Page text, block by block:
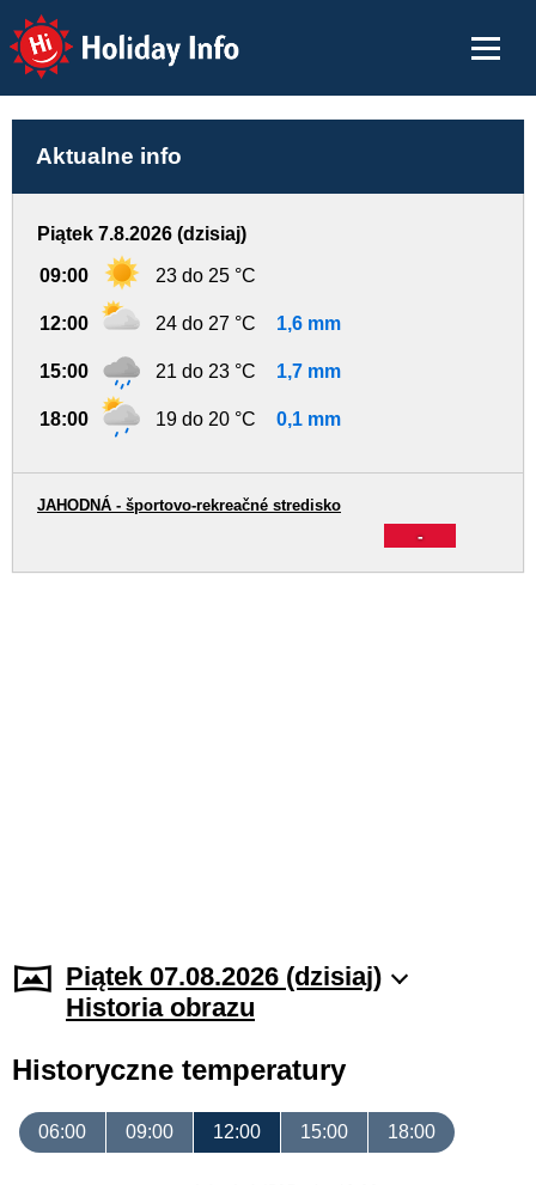
Holiday Info
Aktualne info
Piątek 7.8.2026 (dzisiaj)
09:00 23 do 25 °C
12:00 24 do 27 °C 1,6 mm
15:00 21 do 23 °C 1,7 mm
18:00 19 do 20 °C 0,1 mm
-
JAHODNÁ - športovo-rekreačné stredisko
Piątek 07.08.2026 (dzisiaj)
Historia obrazu
Historyczne temperatury
06:00 09:00 12:00 15:00 18:00